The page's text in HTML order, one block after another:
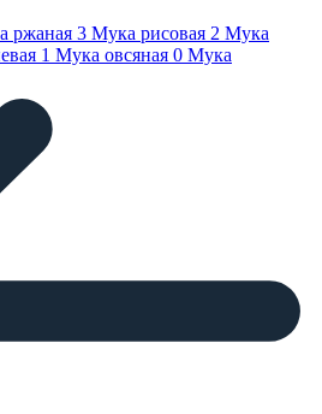
ржаная 3 Мука рисовая 2 Мука
1 Мука овсяная 0 Мука